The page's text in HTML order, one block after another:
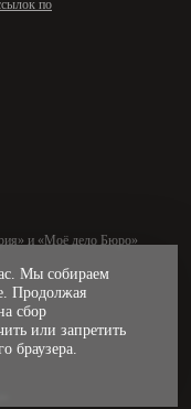
по
и «Моё дело Бюро»
Мы собираем
Продолжая
сбор
или запретить
браузера.